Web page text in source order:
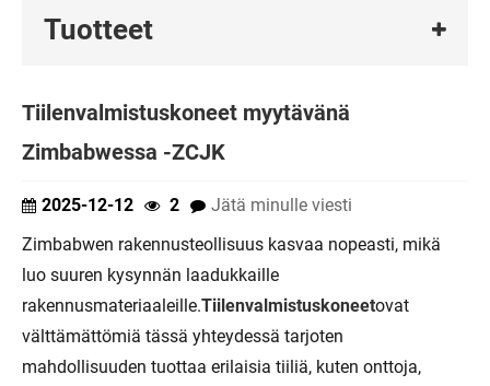
Tuotteet
Tiilenvalmistuskoneet myytävänä
Zimbabwessa -ZCJK
2025-12-12 2
Jätä minulle viesti
Zimbabwen rakennusteollisuus kasvaa nopeasti, mikä
luo suuren kysynnän laadukkaille
rakennusmateriaaleille.Tiilenvalmistuskoneetovat
välttämättömiä tässä yhteydessä tarjoten
mahdollisuuden tuottaa erilaisia ​​tiiliä, kuten onttoja,